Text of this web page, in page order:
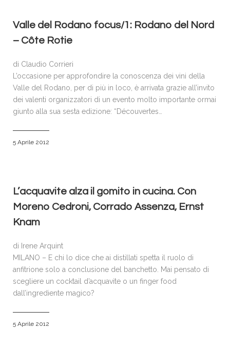
Valle del Rodano focus/1: Rodano del Nord
– Côte Rotie
di Claudio Corrieri
L’occasione per approfondire la conoscenza dei vini della
Valle del Rodano, per di più in loco, è arrivata grazie all’invito
dei valenti organizzatori di un evento molto importante ormai
giunto alla sua sesta edizione: “Découvertes…
5 Aprile 2012
L’acquavite alza il gomito in cucina. Con
Moreno Cedroni, Corrado Assenza, Ernst
Knam
di Irene Arquint
MILANO – E chi lo dice che ai distillati spetta il ruolo di
anfitrione solo a conclusione del banchetto. Mai pensato di
scegliere un cocktail d’acquavite o un finger food
dall’ingrediente magico?
5 Aprile 2012